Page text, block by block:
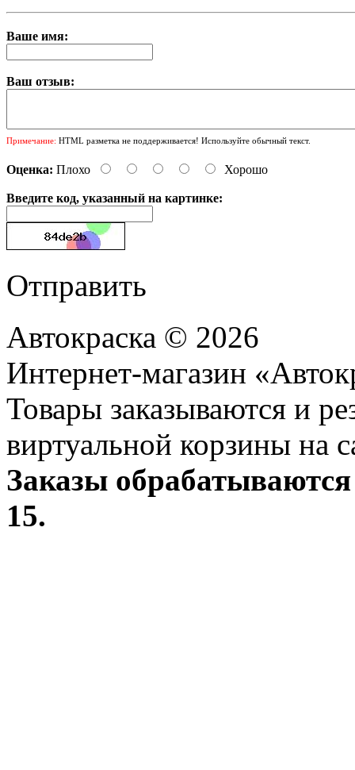
Ваше имя:
Ваш отзыв:
Примечание: HTML разметка не поддерживается! Используйте обычный текст.
Оценка: Плохо Хорошо
Введите код, указанный на картинке:
Отправить
Автокраска © 2026
Интернет-магазин
Товары заказываются и
виртуальной корзины на
Заказы
15.